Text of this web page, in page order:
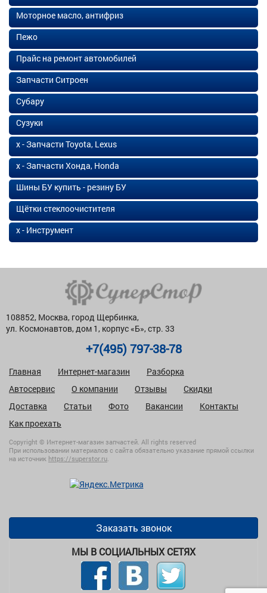
Моторное масло, антифриз
Пежо
Прайс на ремонт автомобилей
Запчасти Ситроен
Субару
Сузуки
х - Запчасти Toyota, Lexus
х - Запчасти Хонда, Honda
Шины БУ купить - резину БУ
Щётки стеклоочистителя
х - Инструмент
108852, Москва, город Щербинка,
ул. Космонавтов, дом 1, корпус «Б», стр. 33
+7(495) 797-38-78
Главная Интернет-магазин
Разборка
Автосервис
О компании Отзывы
Скидки
Доставка
Статьи Фото Вакансии
Контакты
Как проехать
Copyright © Интернет-магазин запчастей. All rights reserved
При использовании материалов с сайта обязательно указание прямой ссылки
на источник https://superstor.ru.
Заказать звонок
МЫ В СОЦИАЛЬНЫХ СЕТЯХ